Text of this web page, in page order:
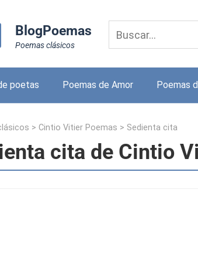
BlogPoemas
Poemas clásicos
poetas Poemas de Amor Poemas
> Cintio Vitier Poemas > Sedienta cita
cita de Cintio